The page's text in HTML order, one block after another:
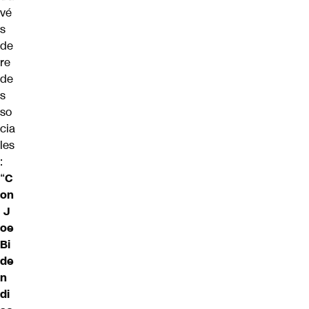
vé
s
de
re
de
s
so
cia
les
:
“C
on
J
oe
Bi
de
n
di